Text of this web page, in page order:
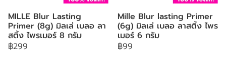
MILLE Blur Lasting
Primer (8g) มิลเล่ เบลอ ลา
สติ้ง ไพรเมอร์ 8 กรัม
฿299
Mille Blur lasting Primer
(6g) มิลเล่ เบลอ ลาสติ้ง ไพร
เมอร์ 6 กรัม
฿99